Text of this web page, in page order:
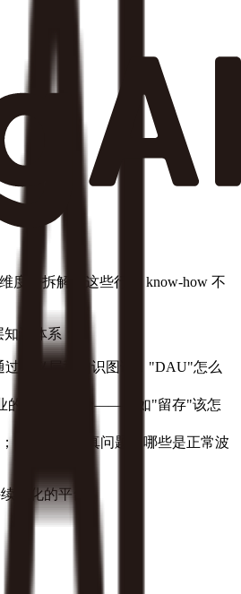
。
度去拆解。这些行业 know-how 不
识体系：
语义层和知识图谱，"DAU"怎么
的分析方法论——比如"留存"该怎
哪些异常是真问题、哪些是正常波
进化的平台。